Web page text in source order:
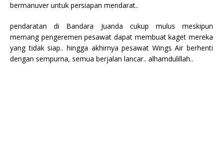
bermanuver untuk persiapan mendarat..
pendaratan di Bandara Juanda cukup mulus meskipun
memang pengeremen pesawat dapat membuat kaget mereka
yang tidak siap.. hingga akhirnya pesawat Wings Air berhenti
dengan sempurna, semua berjalan lancar.. alhamdulillah..